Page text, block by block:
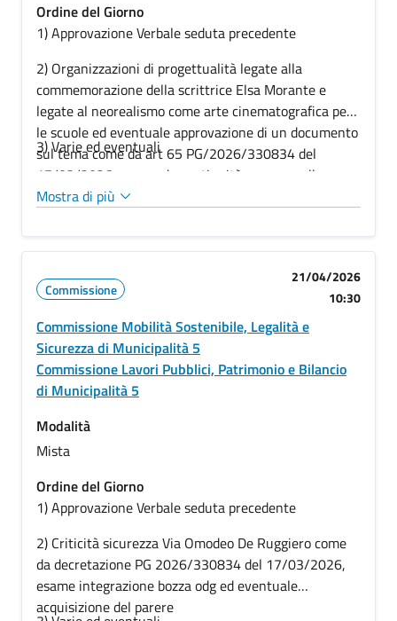
Ordine del Giorno
1) Approvazione Verbale seduta precedente
2) Organizzazioni di progettualità legate alla
commemorazione della scrittrice Elsa Morante e
legate al neorealismo come arte cinematografica per
le scuole ed eventuale approvazione di un documento
sul tema come da art 65 PG/2026/330834 del
17/03/2026 e come da continuità emersa nella
commissione scuola del 8 aprile 2026
3) Varie ed eventuali
Mostra di più
Commissione
21/04/2026
10:30
Commissione Mobilità Sostenibile, Legalità e
Sicurezza di Municipalità 5
Commissione Lavori Pubblici, Patrimonio e Bilancio
di Municipalità 5
Modalità
Mista
Ordine del Giorno
1) Approvazione Verbale seduta precedente
2) Criticità sicurezza Via Omodeo De Ruggiero come
da decretazione PG 2026/330834 del 17/03/2026,
esame integrazione bozza odg ed eventuale
acquisizione del parere